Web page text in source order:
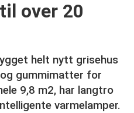
over 20
helt nytt grisehus
gummimatter for
9,8 m2, har langtro
varmelamper.